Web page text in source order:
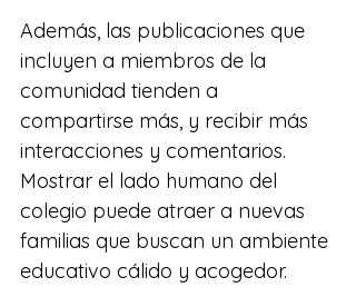
Además, las publicaciones que
incluyen a miembros de la
comunidad tienden a
compartirse más, y recibir más
interacciones y comentarios.
Mostrar el lado humano del
colegio puede atraer a nuevas
familias que buscan un ambiente
educativo cálido y acogedor.